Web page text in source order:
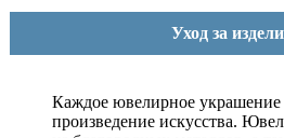
Уход за
Каждое ювелирное украшение
произведение искусства.